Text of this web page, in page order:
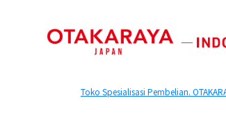
Toko Spesialisasi Pembelian.